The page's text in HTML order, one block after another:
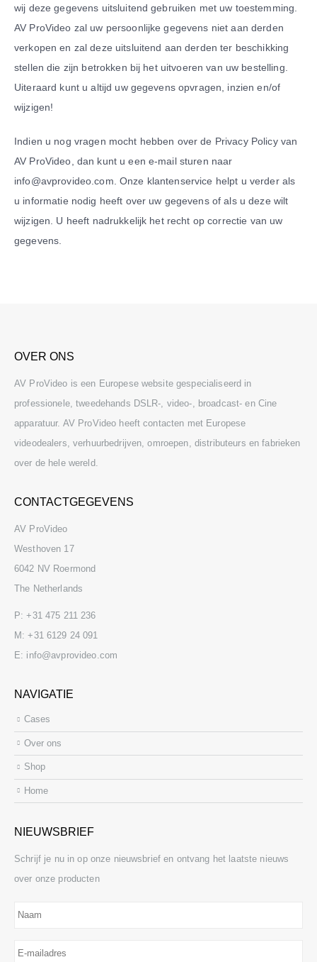
wij deze gegevens uitsluitend gebruiken met uw toestemming.
AV ProVideo zal uw persoonlijke gegevens niet aan derden
verkopen en zal deze uitsluitend aan derden ter beschikking
stellen die zijn betrokken bij het uitvoeren van uw bestelling.
Uiteraard kunt u altijd uw gegevens opvragen, inzien en/of
wijzigen!
Indien u nog vragen mocht hebben over de Privacy Policy van
AV ProVideo, dan kunt u een e-mail sturen naar
info@avprovideo.com. Onze klantenservice helpt u verder als
u informatie nodig heeft over uw gegevens of als u deze wilt
wijzigen. U heeft nadrukkelijk het recht op correctie van uw
gegevens.
OVER ONS
AV ProVideo is een Europese website gespecialiseerd in
professionele, tweedehands DSLR-, video-, broadcast- en Cine
apparatuur. AV ProVideo heeft contacten met Europese
videodealers, verhuurbedrijven, omroepen, distributeurs en fabrieken
over de hele wereld.
CONTACTGEGEVENS
AV ProVideo
Westhoven 17
6042 NV Roermond
The Netherlands
P:+31 475 211 236
M:+31 6129 24 091
E: info@avprovideo.com
NAVIGATIE
Cases
Over ons
Shop
Home
NIEUWSBRIEF
Schrijf je nu in op onze nieuwsbrief en ontvang het laatste nieuws
over onze producten
mailadres